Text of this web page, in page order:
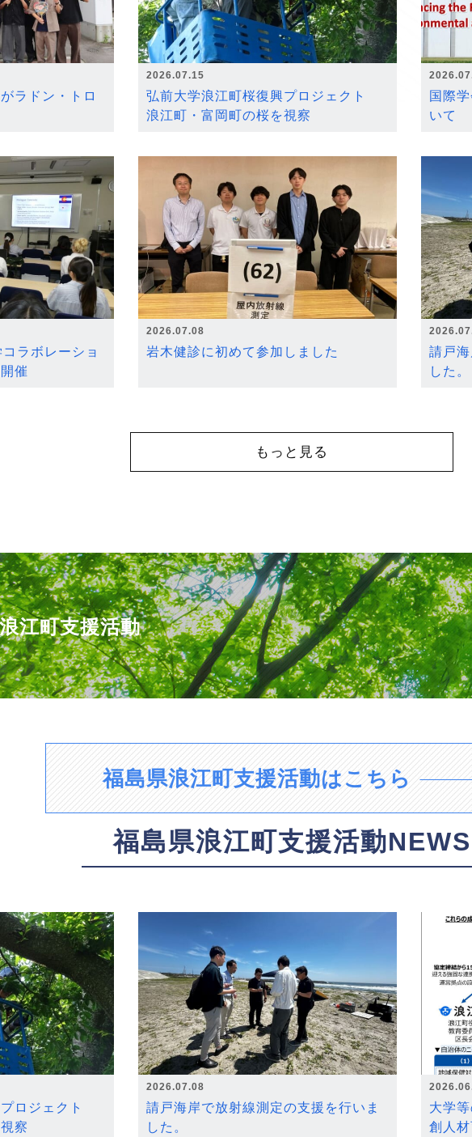
ラドン・トロ
2026.07.15
弘前大学浪江町桜復興プロジェクト
浪江町・富岡町の桜を視察
国際
いて
ラボレーショ
催
2026.07.08
岩木健診に初めて参加しました
請戸
した。
もっと見る
江町支援活動
福島県浪江町支援活動はこちら
福島県浪江町支援活動NEWS
プロジェクト
察
2026.07.08
請戸海岸で放射線測定の支援を行いま
した。
大学
創人